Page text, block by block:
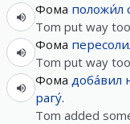
Фома положи́л
Tom put way
Фома
Tom put way
Фома доба́вил
рагу́.
Tom added